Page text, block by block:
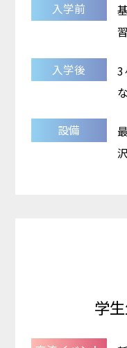
入学前
入学後
3
設備
学